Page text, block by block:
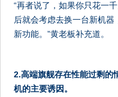
“再者说了，如果你只花一
后就会考虑去换一台新机
新功能。”黄老板补充道。
2.高端旗舰存在性能过剩的
机的主要诱因。